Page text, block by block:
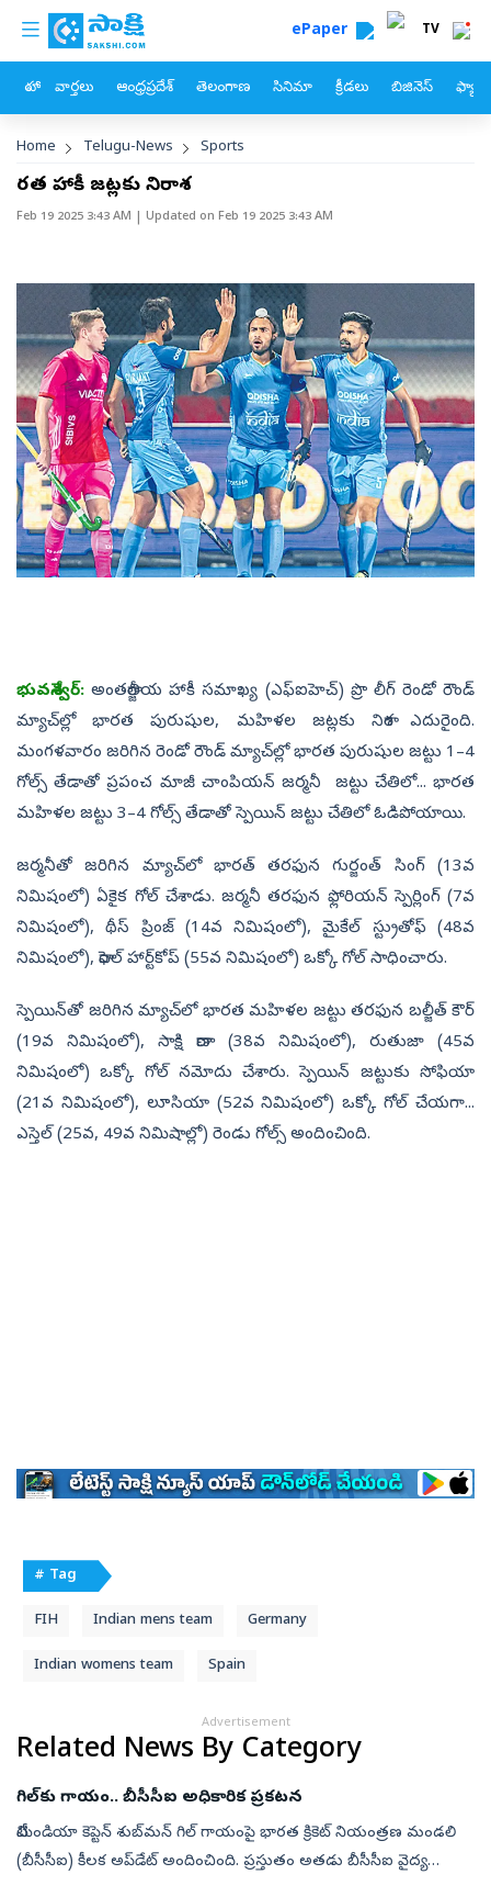
Skip to main content
custom menu ePaper TV
హోం వార్తలు ఆంధ్రప్రదేశ్ తెలంగాణ సినిమా క్రీడలు బిజినెస్
Breadcrumb
Home Telugu-News Sports
భారత హాకీ జట్లకు నిరాశ
Feb 19 2025 3:43 AM | Updated on Feb 19 2025 3:43 AM
భువనేశ్వర్‌:అంతర్జాతీయ హాకీ సమాఖ్య (ఎఫ్‌ఐహెచ్‌) ప్రొ లీగ్‌ రెండో రౌండ్‌
మ్యాచ్‌ల్లో భారత పురుషుల, మహిళల జట్లకు నిరాశ ఎదురైంది.
మంగళవారం జరిగిన రెండో రౌండ్‌ మ్యాచ్‌ల్లో భారత పురుషుల జట్టు 1–4
గోల్స్‌ తేడాతో ప్రపంచ మాజీ చాంపియన్‌ జర్మనీ జట్టు చేతిలో... భారత
మహిళల జట్టు 3–4 గోల్స్‌ తేడాతో స్పెయిన్‌ జట్టు చేతిలో ఓడిపోయాయి.
జర్మనీతో జరిగిన మ్యాచ్‌లో భారత్‌ తరఫున గుర్జంత్‌ సింగ్‌ (13వ
నిమిషంలో) ఏకైక గోల్‌ చేశాడు. జర్మనీ తరఫున ఫ్లోరియన్‌ స్పెర్లింగ్‌ (7వ
నిమిషంలో), థీస్‌ ప్రింజ్‌ (14వ నిమిషంలో), మైకేల్‌ స్ట్రుతోఫ్‌ (48వ
నిమిషంలో), రాఫెల్‌ హార్ట్‌కోప్‌ (55వ నిమిషంలో) ఒక్కో గోల్‌ సాధించారు.
స్పెయిన్‌తో జరిగిన మ్యాచ్‌లో భారత మహిళల జట్టు తరఫున బల్జీత్‌ కౌర్‌
(19వ నిమిషంలో), సాక్షి రాణా (38వ నిమిషంలో), రుతుజా (45వ
నిమిషంలో) ఒక్కో గోల్‌ నమోదు చేశారు. స్పెయిన్‌ జట్టుకు సోఫియా
(21వ నిమిషంలో), లూసియా (52వ నిమిషంలో) ఒక్కో గోల్‌ చేయగా...
ఎస్తెల్‌ (25వ, 49వ నిమిషాల్లో) రెండు గోల్స్‌ అందించింది.
# Tag
FIH Indian mens team Germany
Indian womens team Spain
Advertisement
Related News By Category
గిల్‌కు గాయం.. బీసీసీఐ అధికారిక ప్రకటన
టీమిండియా కెప్టెన్‌ శుబ్‌మన్‌ గిల్‌ గాయంపై భారత క్రికెట్‌ నియంత్రణ మండలి
(బీసీసీఐ) కీలక అప్‌డేట్‌ అందించింది. ప్రస్తుతం అతడు బీసీసీఐ వైద్య